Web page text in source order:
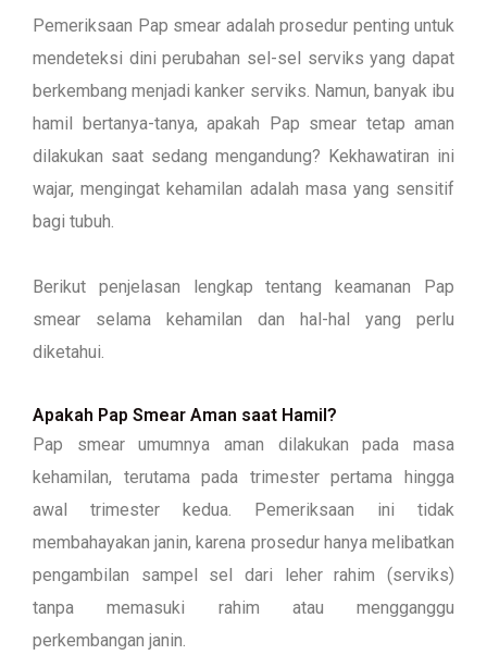
Pemeriksaan Pap smear adalah prosedur penting untuk
mendeteksi dini perubahan sel-sel serviks yang dapat
berkembang menjadi kanker serviks. Namun, banyak ibu
hamil bertanya-tanya, apakah Pap smear tetap aman
dilakukan saat sedang mengandung? Kekhawatiran ini
wajar, mengingat kehamilan adalah masa yang sensitif
bagi tubuh.
Berikut penjelasan lengkap tentang keamanan Pap
smear selama kehamilan dan hal-hal yang perlu
diketahui.
Apakah Pap Smear Aman saat Hamil?
Pap smear umumnya aman dilakukan pada masa
kehamilan, terutama pada trimester pertama hingga
awal trimester kedua. Pemeriksaan ini tidak
membahayakan janin, karena prosedur hanya melibatkan
pengambilan sampel sel dari leher rahim (serviks)
tanpa memasuki rahim atau mengganggu
perkembangan janin.